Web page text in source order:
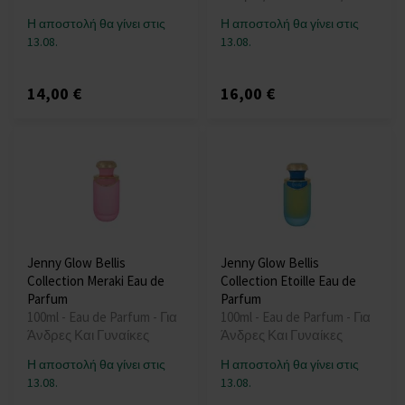
Η αποστολή θα γίνει στις
13.08.
14,00 €
Η αποστολή θα γίνει στις
13.08.
16,00 €
Jenny Glow Bellis
Collection Meraki Eau de
Parfum
100ml - Eau de Parfum - Για
Άνδρες Και Γυναίκες
Η αποστολή θα γίνει στις
13.08.
Jenny Glow Bellis
Collection Etoille Eau de
Parfum
100ml - Eau de Parfum - Για
Άνδρες Και Γυναίκες
Η αποστολή θα γίνει στις
13.08.